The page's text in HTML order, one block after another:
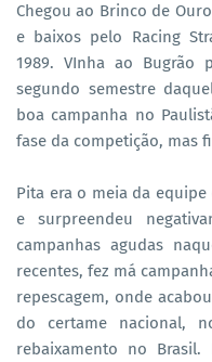
Chegou ao Brinco de
e baixos pelo Racing
1989. VInha ao Bugrão
segundo semestre
boa campanha no
fase da competição, mas
Pita era o meia da
e surpreendeu
campanhas agudas
recentes, fez má
repescagem, onde
do certame nacional,
rebaixamento no